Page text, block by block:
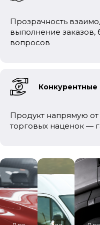
Прозрачность
выполнение
вопросов
Конкурентные
Продукт напрямую
торговых наценок —